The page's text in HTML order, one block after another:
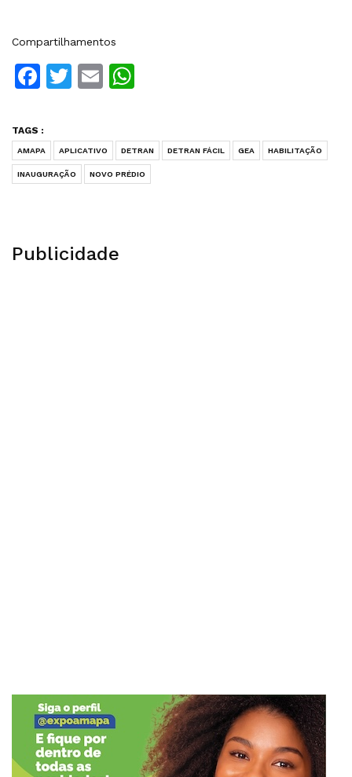
Compartilhamentos
Facebook
Twitter
Email
TAGS :
AMAPA APLICATIVO DETRAN DETRAN FÁCIL GEA HABILITAÇÃO
INAUGURAÇÃO NOVO PRÉDIO
Publicidade